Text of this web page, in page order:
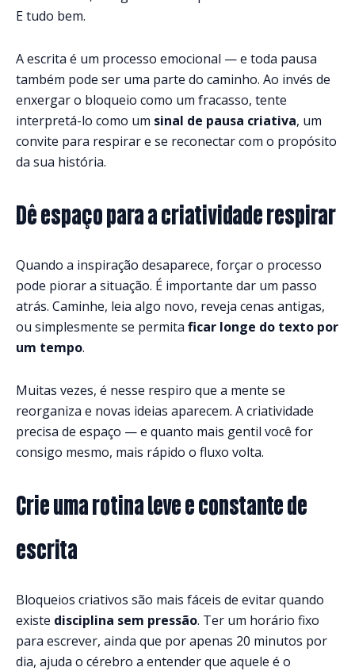
E tudo bem.
A escrita é um processo emocional — e toda pausa
também pode ser uma parte do caminho. Ao invés de
enxergar o bloqueio como um fracasso, tente
interpretá-lo como um sinal de pausa criativa, um
convite para respirar e se reconectar com o propósito
da sua história.
Dê espaço para a criatividade respirar
Quando a inspiração desaparece, forçar o processo
pode piorar a situação. É importante dar um passo
atrás. Caminhe, leia algo novo, reveja cenas antigas,
ou simplesmente se permita ficar longe do texto por
um tempo.
Muitas vezes, é nesse respiro que a mente se
reorganiza e novas ideias aparecem. A criatividade
precisa de espaço — e quanto mais gentil você for
consigo mesmo, mais rápido o fluxo volta.
Crie uma rotina leve e constante de
escrita
Bloqueios criativos são mais fáceis de evitar quando
existe disciplina sem pressão. Ter um horário fixo
para escrever, ainda que por apenas 20 minutos por
dia, ajuda o cérebro a entender que aquele é o